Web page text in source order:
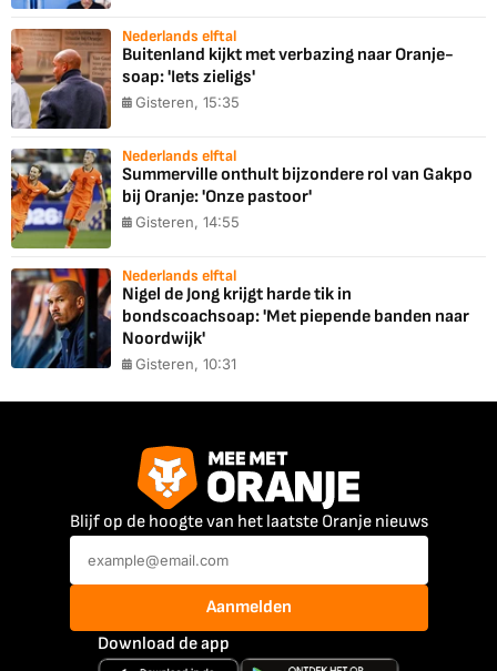
Nederlands elftal
Buitenland kijkt met verbazing naar Oranje-
soap: 'Iets zieligs'
Gisteren, 15:35
Nederlands elftal
Summerville onthult bijzondere rol van Gakpo
bij Oranje: 'Onze pastoor'
Gisteren, 14:55
Nederlands elftal
Nigel de Jong krijgt harde tik in
bondscoachsoap: 'Met piepende banden naar
Noordwijk'
Gisteren, 10:31
Blijf op de hoogte van het laatste Oranje nieuws
Aanmelden
Download de app